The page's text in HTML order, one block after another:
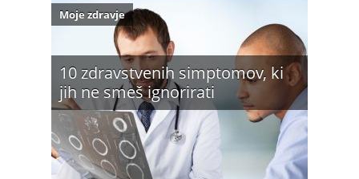
10 zdravstvenih simptomov, ki
jih ne smeš ignorirati
Moje zdravje